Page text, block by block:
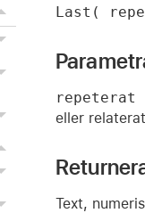
Last(
eller
Text,